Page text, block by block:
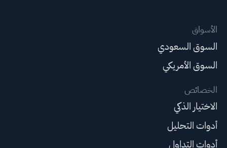
الأسواق
السوق السعودي
السوق الأمريكي
الخصائص
الاختيار الذكي
أدوات التحليل
أدوات التداول